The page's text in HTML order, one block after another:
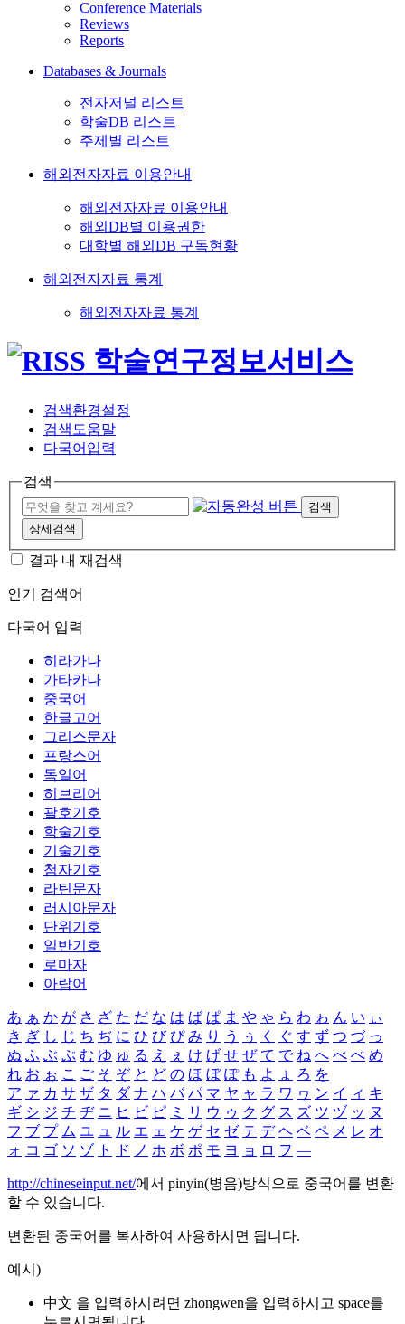
Conference Materials
Reviews
Reports
Databases & Journals
전자저널 리스트
학술DB 리스트
주제별 리스트
해외전자자료 이용안내
해외전자자료 이용안내
해외DB별 이용권한
대학별 해외DB 구독현황
해외전자자료 통계
해외전자자료 통계
검색환경설정
검색도움말
다국어입력
검색
검색
상세검색
결과 내 재검색
인기 검색어
다국어 입력
히라가나
가타카나
중국어
한글고어
그리스문자
프랑스어
독일어
히브리어
괄호기호
학술기호
기술기호
첨자기호
라틴문자
러시아문자
단위기호
일반기호
로마자
아랍어
あ ぁ か が さ ざ た だ な は ば ぱ ま や ゃ ら わ ゎ ん い ぃ
き ぎ し じ ち ぢ に ひ び ぴ み り う ぅ く ぐ す ず つ づ っ
ぬ ふ ぶ ぷ む ゆ ゅ る え ぇ け げ せ ぜ て で ね へ べ ぺ め
れ お ぉ こ ご そ ぞ と ど の ほ ぼ ぽ も よ ょ ろ を
ア ァ カ サ ザ タ ダ ナ ハ バ パ マ ヤ ャ ラ ワ ヮ ン イ ィ キ
ギ シ ジ チ ヂ ニ ヒ ビ ピ ミ リ ウ ゥ ク グ ス ズ ツ ヅ ッ ヌ
フ ブ プ ム ユ ュ ル エ ェ ケ ゲ セ ゼ テ デ ヘ ベ ペ メ レ オ
ォ コ ゴ ソ ゾ ト ド ノ ホ ボ ポ モ ヨ ョ ロ ヲ ―
http://chineseinput.net/에서 pinyin(병음)방식으로 중국어를 변환
할 수 있습니다.
변환된 중국어를 복사하여 사용하시면 됩니다.
예시)
中文 을 입력하시려면 zhongwen을 입력하시고 space를